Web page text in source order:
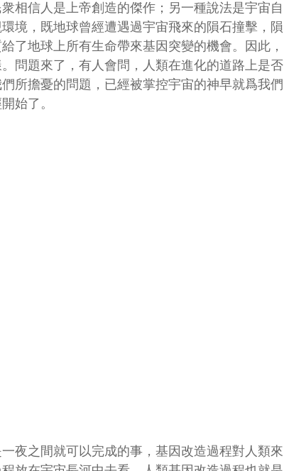
相信人是上帝創造的傑作；另一種說法是宇宙自
境，既地球曾經遭遇過宇宙飛來的隕石撞擊，隕
了地球上所有生命帶來基因突變的機會。因此，
問題來了，有人會問，人類在進化的道路上是否
所擔憂的問題，已經被掌控宇宙的神早就爲我們
始了。
夜之間就可以完成的事，基因改造過程對人類來